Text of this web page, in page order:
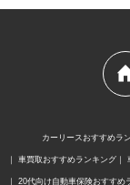
カーリースおすすめラ
車買取おすすめランキング
20代向け自動車保険おすすめ